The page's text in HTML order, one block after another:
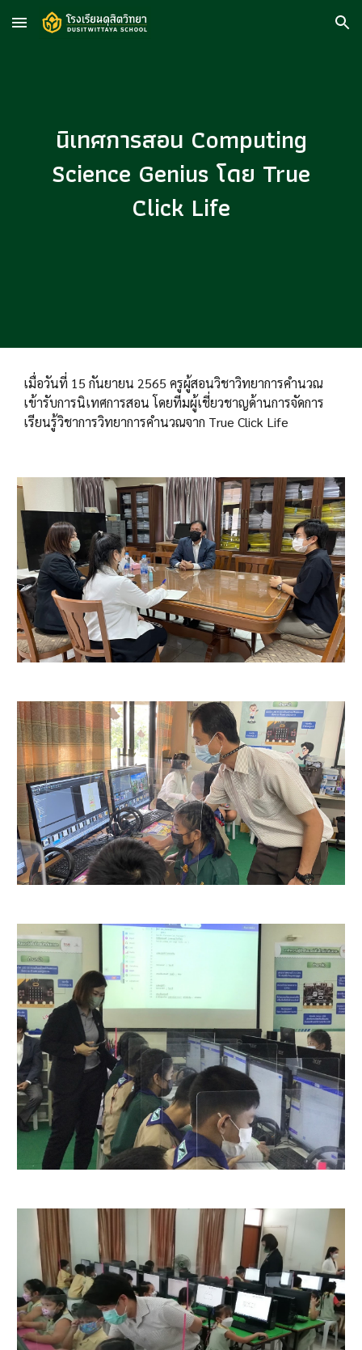
Skip to main content Skip to navigation
นิเทศการสอน Computing
Science Genius โดย True
Click Life
เมื่อวันที่ 15 กันยายน 2565 ครูผู้สอนวิชาวิทยาการคำนวณ
เข้ารับการนิเทศการสอน โดยทีมผู้เชี่ยวชาญด้านการจัดการ
เรียนรู้วิชาการวิทยาการคำนวณจาก True Click Life